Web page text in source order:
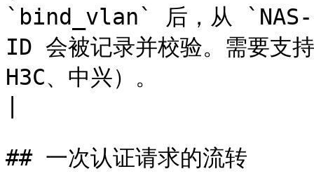
`bind_vlan` 后，从
ID 会被记录并校验。需要支
H3C、中兴）。
## 一次认证请求的流转